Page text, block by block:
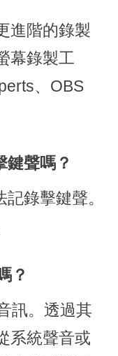
進階的錄製
幕錄製工
、OBS
鍵聲嗎？
錄擊鍵聲。
？
訊。透過其
系統聲音或